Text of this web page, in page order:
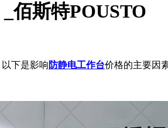
佰斯特POUSTO
下是影响 防静电工作台价格的主要因